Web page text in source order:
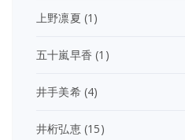
上野凛夏 (1)
五十嵐早香 (1)
井手美希(4)
井桁弘恵(15)